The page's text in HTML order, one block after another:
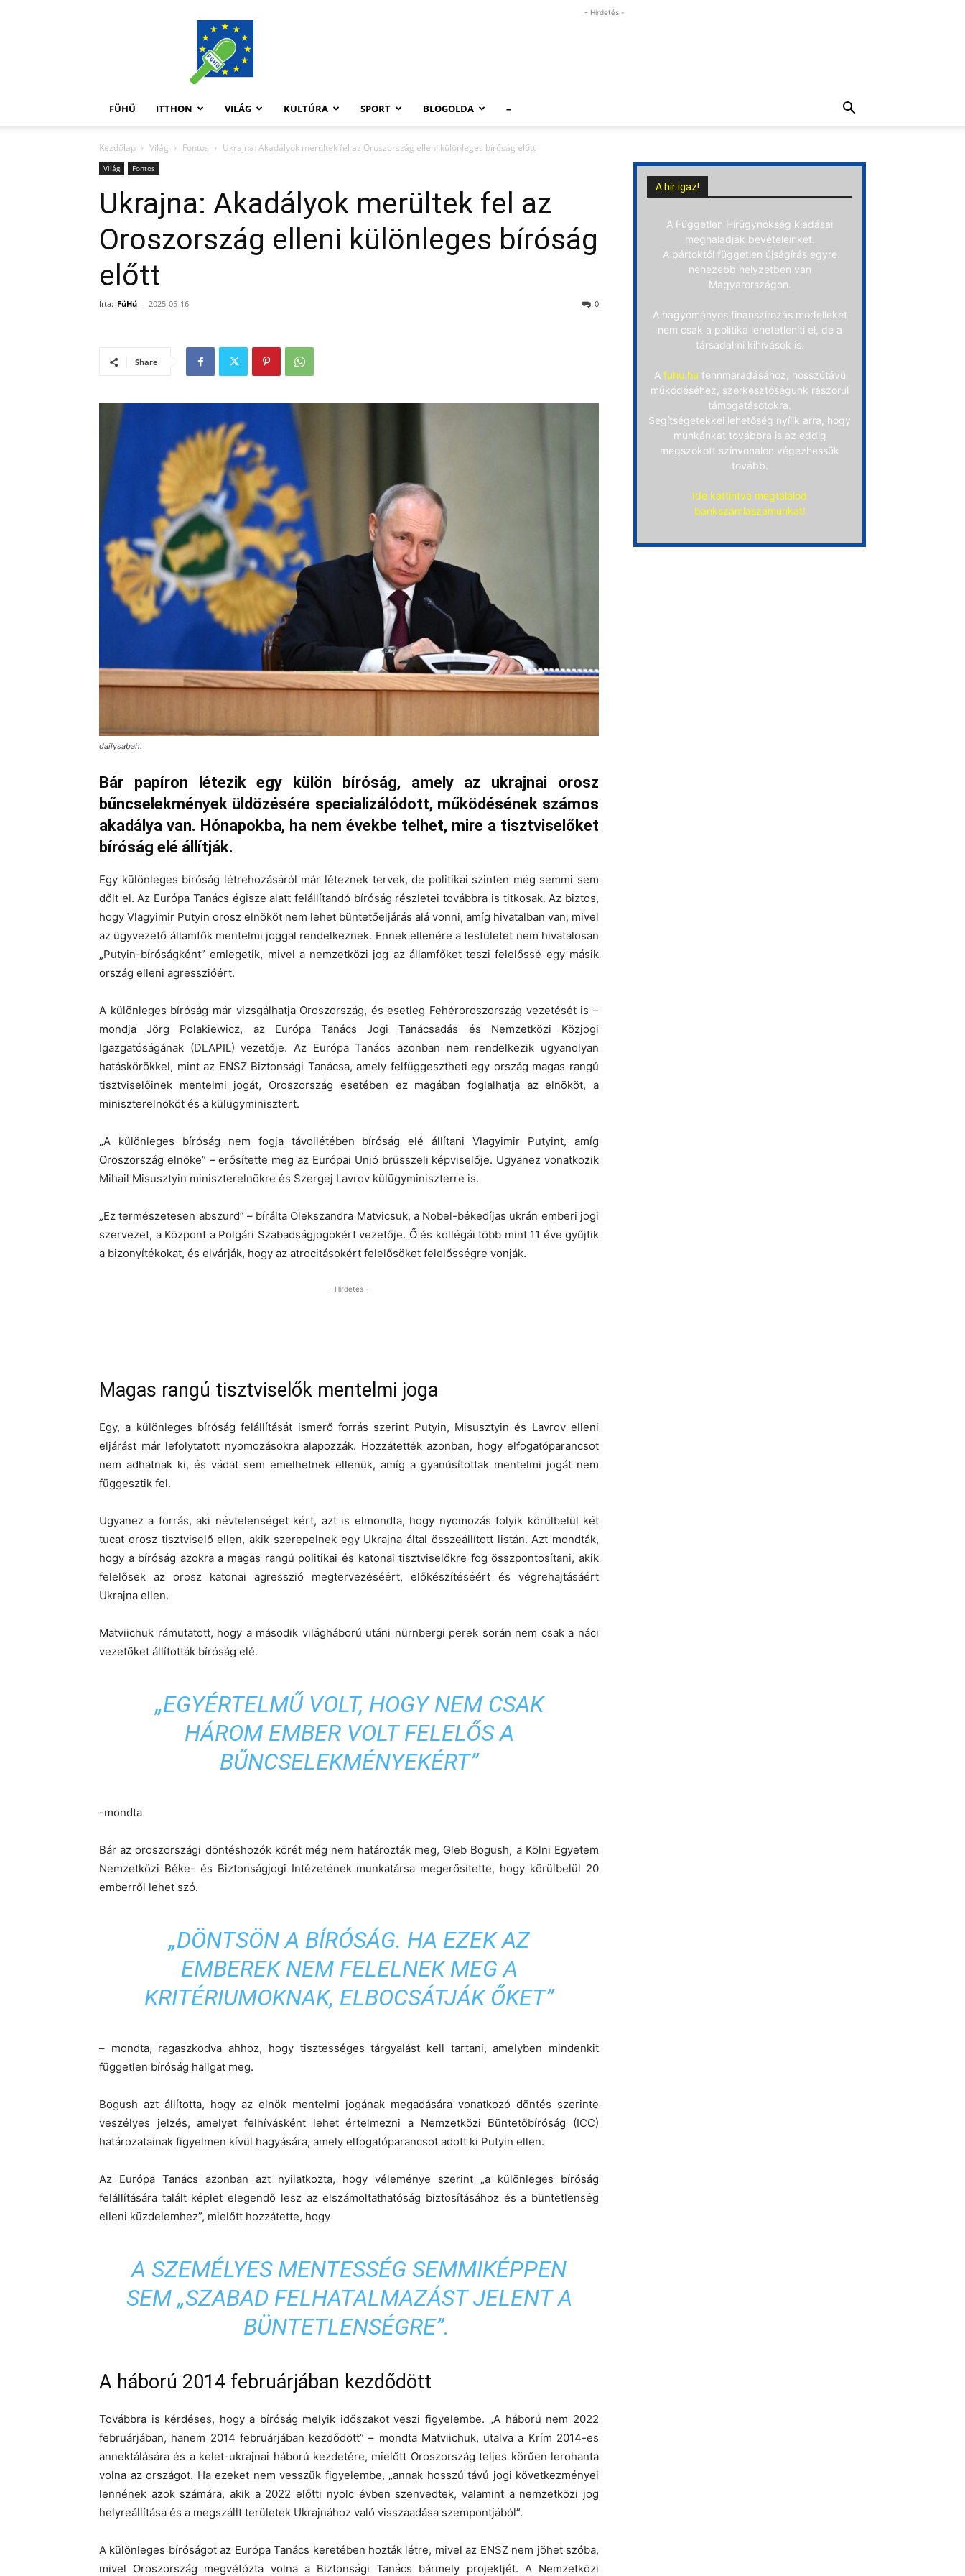
FüHü
- Hirdetés -
FÜHÜ ITTHON VILÁG KULTÚRA SPORT BLOGOLDA –
Kezdőlap Világ Fontos Ukrajna: Akadályok merültek fel az Oroszország elleni különleges bíróság előtt
Világ Fontos
Ukrajna: Akadályok merültek fel az
Oroszország elleni különleges bíróság
előtt
Írta: FüHü - 2025-05-16 0
Share
dailysabah.
Bár papíron létezik egy külön bíróság, amely az ukrajnai orosz
bűncselekmények üldözésére specializálódott, működésének számos
akadálya van. Hónapokba, ha nem évekbe telhet, mire a tisztviselőket
bíróság elé állítják.
Egy különleges bíróság létrehozásáról már léteznek tervek, de politikai szinten még semmi sem
dőlt el. Az Európa Tanács égisze alatt felállítandó bíróság részletei továbbra is titkosak. Az biztos,
hogy Vlagyimir Putyin orosz elnököt nem lehet büntetőeljárás alá vonni, amíg hivatalban van, mivel
az ügyvezető államfők mentelmi joggal rendelkeznek. Ennek ellenére a testületet nem hivatalosan
„Putyin-bíróságként” emlegetik, mivel a nemzetközi jog az államfőket teszi felelőssé egy másik
ország elleni agresszióért.
A különleges bíróság már vizsgálhatja Oroszország, és esetleg Fehéroroszország vezetését is –
mondja Jörg Polakiewicz, az Európa Tanács Jogi Tanácsadás és Nemzetközi Közjogi
Igazgatóságának (DLAPIL) vezetője. Az Európa Tanács azonban nem rendelkezik ugyanolyan
hatáskörökkel, mint az ENSZ Biztonsági Tanácsa, amely felfüggesztheti egy ország magas rangú
tisztviselőinek mentelmi jogát, Oroszország esetében ez magában foglalhatja az elnököt, a
miniszterelnököt és a külügyminisztert.
„A különleges bíróság nem fogja távollétében bíróság elé állítani Vlagyimir Putyint, amíg
Oroszország elnöke” – erősítette meg az Európai Unió brüsszeli képviselője. Ugyanez vonatkozik
Mihail Misusztyin miniszterelnökre és Szergej Lavrov külügyminiszterre is.
„Ez természetesen abszurd” – bírálta Olekszandra Matvicsuk, a Nobel-békedíjas ukrán emberi jogi
szervezet, a Központ a Polgári Szabadságjogokért vezetője. Ő és kollégái több mint 11 éve gyűjtik
a bizonyítékokat, és elvárják, hogy az atrocitásokért felelősöket felelősségre vonják.
- Hirdetés -
Magas rangú tisztviselők mentelmi joga
Egy, a különleges bíróság felállítását ismerő forrás szerint Putyin, Misusztyin és Lavrov elleni
eljárást már lefolytatott nyomozásokra alapozzák. Hozzátették azonban, hogy elfogatóparancsot
nem adhatnak ki, és vádat sem emelhetnek ellenük, amíg a gyanúsítottak mentelmi jogát nem
függesztik fel.
Ugyanez a forrás, aki névtelenséget kért, azt is elmondta, hogy nyomozás folyik körülbelül két
tucat orosz tisztviselő ellen, akik szerepelnek egy Ukrajna által összeállított listán. Azt mondták,
hogy a bíróság azokra a magas rangú politikai és katonai tisztviselőkre fog összpontosítani, akik
felelősek az orosz katonai agresszió megtervezéséért, előkészítéséért és végrehajtásáért
Ukrajna ellen.
Matviichuk rámutatott, hogy a második világháború utáni nürnbergi perek során nem csak a náci
vezetőket állították bíróság elé.
„EGYÉRTELMŰ VOLT, HOGY NEM CSAK
HÁROM EMBER VOLT FELELŐS A
BŰNCSELEKMÉNYEKÉRT”
-mondta
Bár az oroszországi döntéshozókkörét még nem határozták meg, Gleb Bogush, a Kölni Egyetem
Nemzetközi Béke- és Biztonságjogi Intézetének munkatársa megerősítette, hogy körülbelül 20
emberről lehet szó.
„DÖNTSÖN A BÍRÓSÁG. HA EZEK AZ
EMBEREK NEM FELELNEK MEG A
KRITÉRIUMOKNAK, ELBOCSÁTJÁK ŐKET”
– mondta, ragaszkodva ahhoz, hogy tisztességes tárgyalást kell tartani, amelyben mindenkit
független bíróság hallgat meg.
Bogush azt állította, hogy az elnök mentelmi jogának megadására vonatkozó döntés szerinte
veszélyes jelzés, amelyet felhívásként lehet értelmezni a Nemzetközi Büntetőbíróság (ICC)
határozatainak figyelmen kívül hagyására, amely elfogatóparancsot adott ki Putyin ellen.
Az Európa Tanács azonban azt nyilatkozta, hogy véleménye szerint „a különleges bíróság
felállítására talált képlet elegendő lesz az elszámoltathatóság biztosításához és a büntetlenség
elleni küzdelemhez”, mielőtt hozzátette, hogy
A SZEMÉLYES MENTESSÉG SEMMIKÉPPEN
SEM „SZABAD FELHATALMAZÁST JELENT A
BÜNTETLENSÉGRE”.
A háború 2014 februárjában kezdődött
Továbbra is kérdéses, hogy a bíróság melyik időszakot veszi figyelembe. „A háború nem 2022
februárjában, hanem 2014 februárjában kezdődött” – mondta Matviichuk, utalva a Krím 2014-es
annektálására és a kelet-ukrajnai háború kezdetére, mielőtt Oroszország teljes körűen lerohanta
volna az országot. Ha ezeket nem vesszük figyelembe, „annak hosszú távú jogi következményei
lennének azok számára, akik a 2022 előtti nyolc évben szenvedtek, valamint a nemzetközi jog
helyreállítása és a megszállt területek Ukrajnához való visszaadása szempontjából”.
A különleges bíróságot az Európa Tanács keretében hozták létre, mivel az ENSZ nem jöhet szóba,
mivel Oroszország megvétózta volna a Biztonsági Tanács bármely projektjét. A Nemzetközi
A hír igaz!
A Független Hírügynökség kiadásai
meghaladják bevételeinket.
A pártoktól független újságírás egyre
nehezebb helyzetben van
Magyarországon.
A hagyományos finanszírozás modelleket
nem csak a politika lehetetleníti el, de a
társadalmi kihívások is.
A fuhu.hu fennmaradásához, hosszútávú
működéséhez, szerkesztőségünk rászorul
támogatásotokra.
Segítségetekkel lehetőség nyílik arra, hogy
munkánkat továbbra is az eddig
megszokott színvonalon végezhessük
tovább.
Ide kattintva megtalálod
bankszámlaszámunkat!